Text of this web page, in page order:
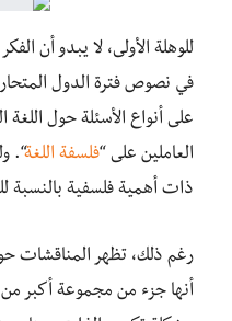
للوهلة الأولى، لا يبدو أن
على أنواع الأسئلة حول اللغة
العاملين على “فلسفة اللغة“.
ذات أهمية فلسفية بالنسبة
رغم ذلك، تظهر المناقشات
أنها جزء من مجموعة أكبر